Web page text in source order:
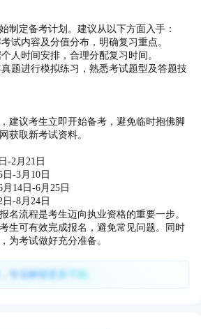
制定备考计划。建议从以下方面入手：
考试内容及分值分布，明确复习重点。
个人时间安排，合理分配复习时间。
真题进行模拟练习，熟悉考试题型及答题技
建议考生立即开始备考，避免临时抱佛脚
获取新考试资料。
-2月21日
-3月10日
14日-6月25日
-8月24日
名流程是考生迈向执业资格的重要一步。
生可有效完成报名，避免常见问题。同时
为考试做好充分准备。
专业解锁更多可能。